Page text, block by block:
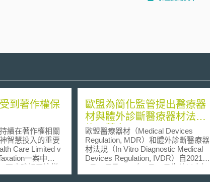
到著作權保
在著作權相關
智慧投入的重要
Care Limited v
一案中
再度強調了這樣
原告Primary
歐盟為簡化監管提出醫療器
材與體外診斷醫療器材法規
修正草案
歐盟醫療器材（Medical Devices
Regulation, MDR）和體外診斷醫療器
材法規（In Vitro Diagnostic Medical
Devices Regulation, IVDR）自2021年
5月26日及2022年5月26日生效以來加
強了醫療器材的安全監管。然而法規